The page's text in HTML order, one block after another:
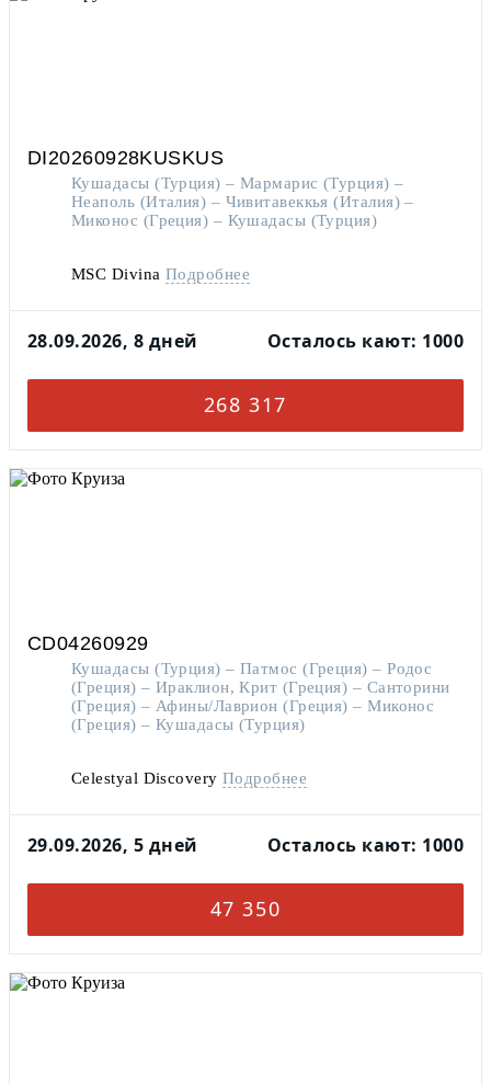
DI20260928KUSKUS
Кушадасы (Турция) – Мармарис (Турция) –
Неаполь (Италия) – Чивитавеккья (Италия) –
Миконос (Греция) – Кушадасы (Турция)
MSC Divina Подробнее
28.09.2026, 8 дней Осталось кают: 1000
268 317
CD04260929
Кушадасы (Турция) – Патмос (Греция) – Родос
(Греция) – Ираклион, Крит (Греция) – Санторини
(Греция) – Афины/Лаврион (Греция) – Миконос
(Греция) – Кушадасы (Турция)
Celestyal Discovery Подробнее
29.09.2026, 5 дней Осталось кают: 1000
47 350